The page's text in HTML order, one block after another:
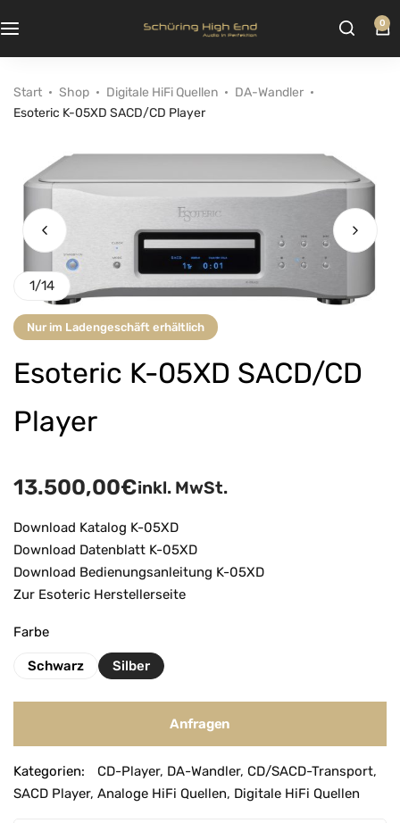
0
Start Shop Digitale HiFi Quellen
DA-Wandler
Esoteric K-05XD SACD/CD Player
1/14
Nur im Ladengeschäft erhältlich
Esoteric K-05XD SACD/CD
Player
13.500,00€inkl. MwSt.
Download Katalog K-05XD
Download Datenblatt K-05XD
Download Bedienungsanleitung K-05XD
Zur Esoteric Herstellerseite
Farbe
Schwarz Silber
Anfragen
l
t
Kategorien: CD-Player, DA-Wandler, CD/SACD-Transport,
SACD Player, Analoge HiFi Quellen, Digitale HiFi Quellen